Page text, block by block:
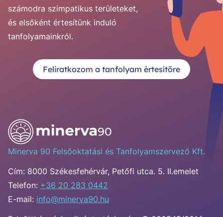
számodra szimpatikus területeket,
és elsőként értesítünk induló
tanfolyamainkról.
Feliratkozom a tanfolyam értesítőre
Minerva 90 Felsőoktatási és Tanfolyamszervező Kft.
Cím: 8000 Székesfehérvár, Petőfi utca. 5. II.emelet
Telefon: +36 20 283 0442
E-mail: info@minerva90.hu